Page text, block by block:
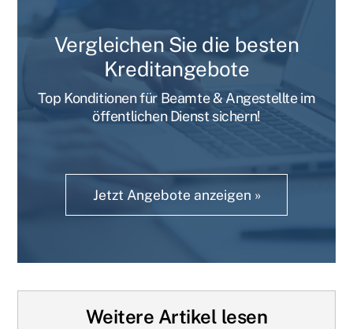
Vergleichen Sie die besten
Kreditangebote
Top Konditionen für Beamte & Angestellte im
öffentlichen Dienst sichern!
Jetzt Angebote anzeigen »
Weitere Artikel lesen